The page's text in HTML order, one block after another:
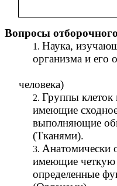
Вопросы
Наука,
организма и его
человека)
Группы клеток
имеющие
выполняющие
(Тканями).
Анатомически
имеющие четкую
определенные